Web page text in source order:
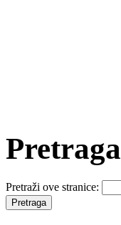
Pretraga
Pretraži ove stranice: